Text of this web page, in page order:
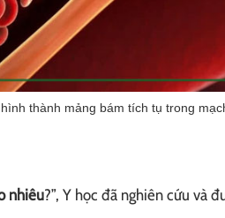
thành mảng bám tích tụ trong
nhiêu?”, Y học đã nghiên cứu và